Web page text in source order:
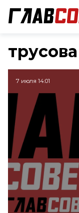
трусова
7 июля 14:01